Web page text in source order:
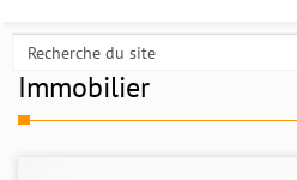
Immobilier